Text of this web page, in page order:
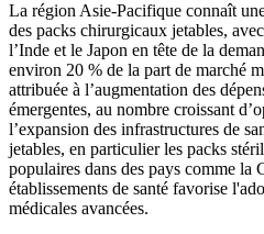
La région Asie-Pacifique connaît
des packs chirurgicaux jetables,
l’Inde et le Japon en tête de la
environ 20 % de la part de marché
attribuée à l’augmentation des
émergentes, au nombre croissant
l’expansion des infrastructures de
jetables, en particulier les packs
populaires dans des pays comme la
établissements de santé favorise
médicales avancées.